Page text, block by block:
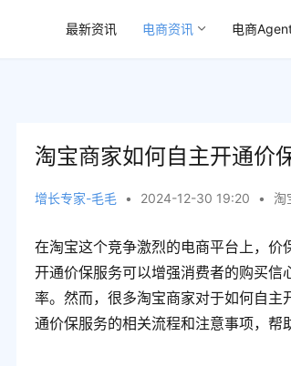
最新资讯 电商资讯 电商
淘宝商家如何自主开通价
增长专家-毛毛 • 2024-12-30 19:20 • 淘
在淘宝这个竞争激烈的电商平台上，价
开通价保服务可以增强消费者的购买
率。然而，很多淘宝商家对于如何自
通价保服务的相关流程和注意事项，帮